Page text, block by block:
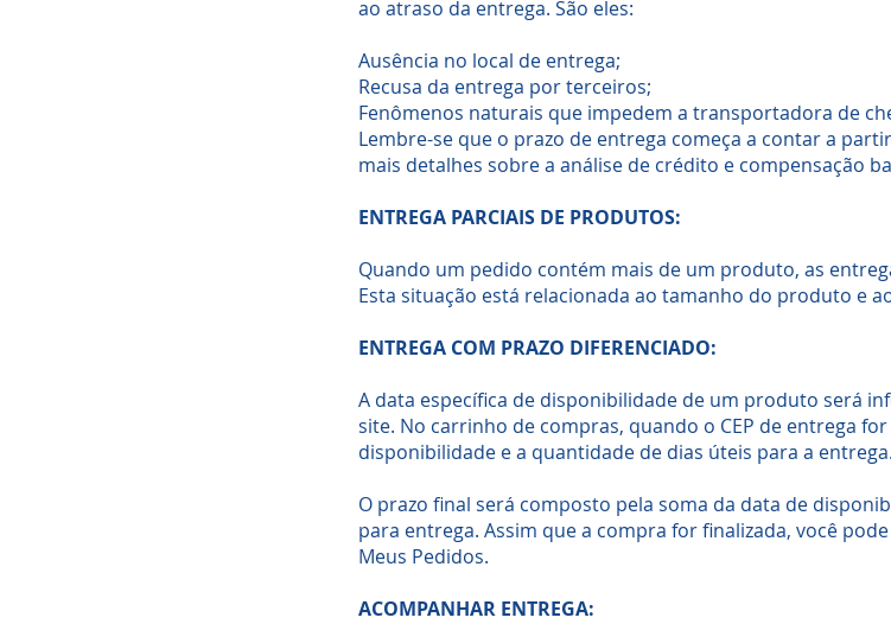
ao atraso da entrega. São eles:
Ausência no local de entrega;
Recusa da entrega por terceiros;
Fenômenos naturais que impedem a transportadora de
Lembre-se que o prazo de entrega começa a contar a
mais detalhes sobre a análise de crédito e compensação
ENTREGA PARCIAIS DE PRODUTOS:
Quando um pedido contém mais de um produto, as
Esta situação está relacionada ao tamanho do produto e
ENTREGA COM PRAZO DIFERENCIADO:
A data específica de disponibilidade de um produto será
site. No carrinho de compras, quando o CEP de entrega
disponibilidade e a quantidade de dias úteis para a entrega.
O prazo final será composto pela soma da data de
para entrega. Assim que a compra for finalizada, você
Meus Pedidos.
ACOMPANHAR ENTREGA: